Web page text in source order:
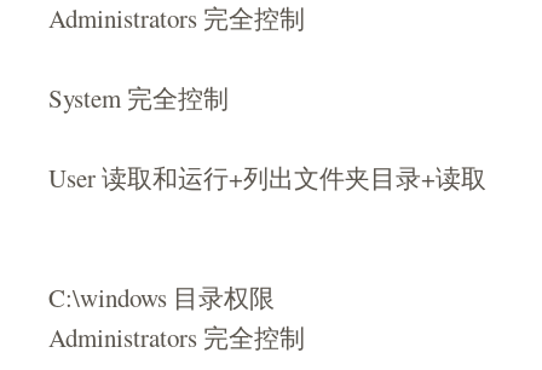
Administrators 完全控制
System 完全控制
User 读取和运行+列出文件夹目录+读取
C:\windows 目录权限
Administrators 完全控制